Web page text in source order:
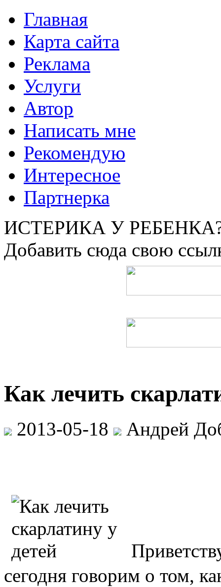
Главная
Карта сайта
Реклама
Услуги
Автор
Написать мне
Рекомендую
Интересное
Партнерка
ИСТЕРИКА У
Добавить сюда свою
Как лечить
2013-05-18 Андрей
сегодня говорим о том,